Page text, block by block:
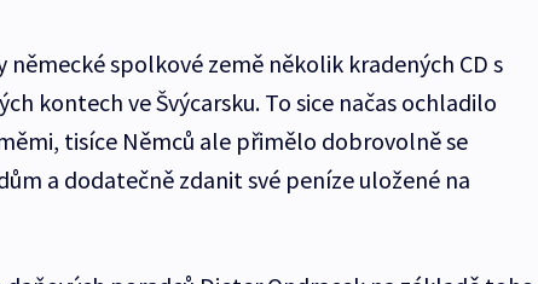
spolkové země několik kradených CD s
kontech ve Švýcarsku. To sice načas ochladilo
tisíce Němců ale přimělo dobrovolně se
a dodatečně zdanit své peníze uložené na